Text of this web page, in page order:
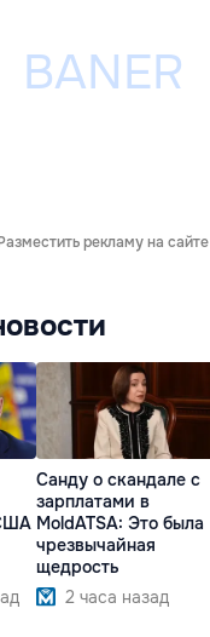
рекламу на сайте
Санду о скандале с
зарплатами в
MoldATSA: Это была
чрезвычайная
щедрость
2 часа назад